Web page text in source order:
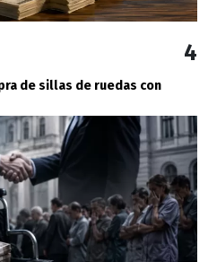
4
de sillas de ruedas con